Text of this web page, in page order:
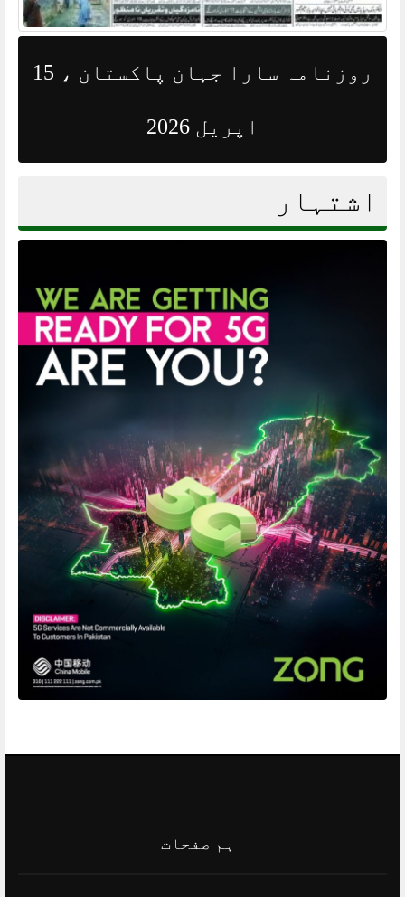
روزنامہ سارا جہان پاکستان ، 15
اپریل 2026
اشتہار
اہم صفحات